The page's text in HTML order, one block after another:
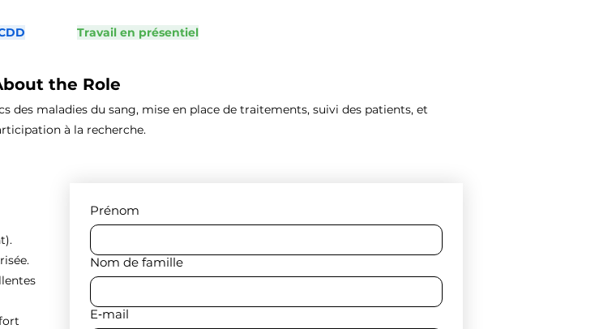
Travail en présentiel
the Role
des maladies du sang, mise en place de traitements, suivi des patients, et
à la recherche.
Prénom
Nom de famille
E‑mail